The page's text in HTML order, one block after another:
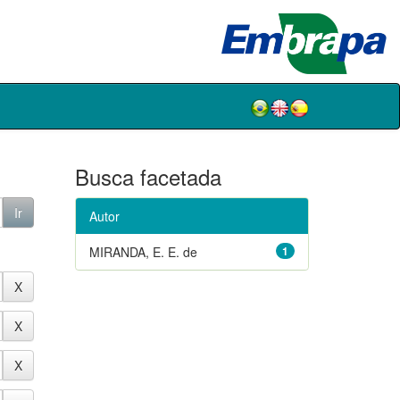
Busca facetada
Autor
1
MIRANDA, E. E. de